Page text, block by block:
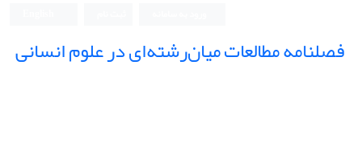
فصلنامه مطالعات میان‌رشته‌ای در علوم انسانی